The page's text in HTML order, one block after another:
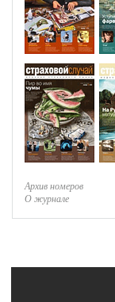
Архив номеров
О журнале